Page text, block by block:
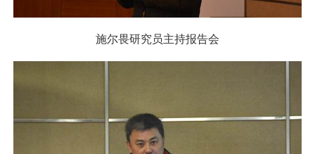
施尔畏研究员主持报告会